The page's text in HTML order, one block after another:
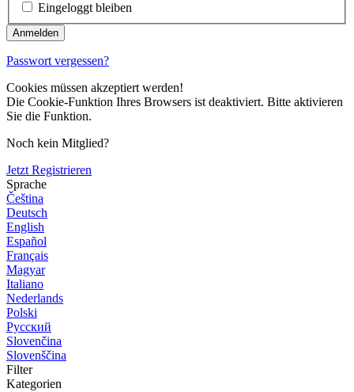
Eingeloggt bleiben
Passwort vergessen?
Cookies müssen akzeptiert werden!
Die Cookie-Funktion Ihres Browsers ist deaktiviert. Bitte aktivieren
Sie die Funktion.
Noch kein Mitglied?
Jetzt Registrieren
Sprache
Čeština
Deutsch
English
Español
Français
Magyar
Italiano
Nederlands
Polski
Русский
Slovenčina
Slovenščina
Filter
Kategorien